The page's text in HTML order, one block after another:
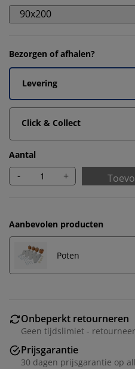
90x200
Bezorgen of afhalen?
Levering
Click & Collect
Aantal
- +
Aanbevolen producten
Poten
Onbeperkt retourneren
Geen tijdslimiet -
Prijsgarantie
30 dagen prijsgarantie op